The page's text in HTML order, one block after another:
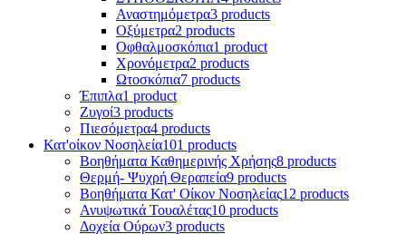
Αναστημόμετρα3 products
Οξύμετρα2 products
Οφθαλμοσκόπια1 product
Χρονόμετρα2 products
Ωτοσκόπια7 products
Έπιπλα1 product
Ζυγοί3 products
Πιεσόμετρα4 products
Κατ'οίκον Νοσηλεία101 products
Βοηθήματα Καθημερινής Χρήσης8 products
Θερμή- Ψυχρή Θεραπεία9 products
Βοηθήματα Κατ' Οίκον Νοσηλείας12 products
Ανυψωτικά Τουαλέτας10 products
Δοχεία Ούρων3 products